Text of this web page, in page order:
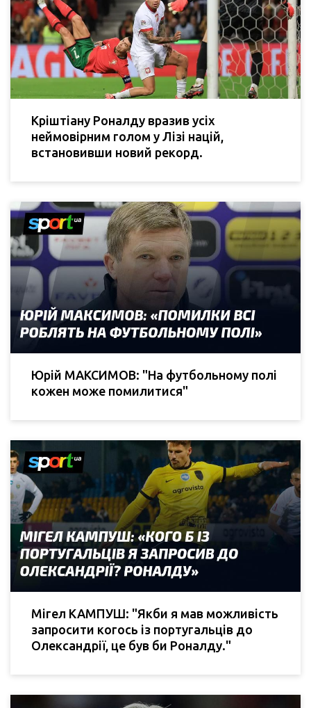
Кріштіану Роналду вразив усіх
неймовірним голом у Лізі націй,
встановивши новий рекорд.
Юрій МАКСИМОВ: "На футбольному полі
кожен може помилитися"
Мігел КАМПУШ: "Якби я мав можливість
запросити когось із португальців до
Олександрії, це був би Роналду."